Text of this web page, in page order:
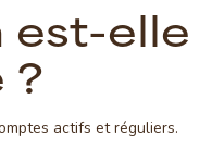
elle
?
actifs et réguliers.